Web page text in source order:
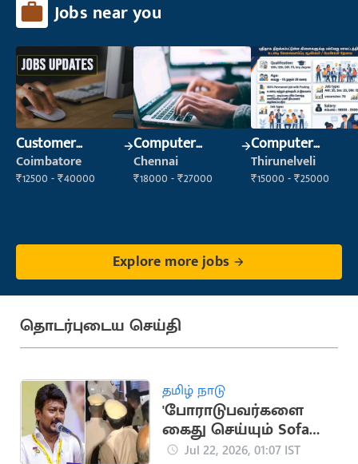
Jobs near you
Customer
Support Officer
Coimbatore
₹12500 - ₹40000
Computer
Operator
Chennai
₹18000 - ₹27000
Computer
Operator
Thirunelveli
₹15000 - ₹25000
Explore more jobs
தொடர்புடைய செய்தி
தமிழ் நாடு
'போராடுபவர்களை
கைது செய்யும் Sofa
Model அரசை
Jul 22, 2026, 01:07 IST